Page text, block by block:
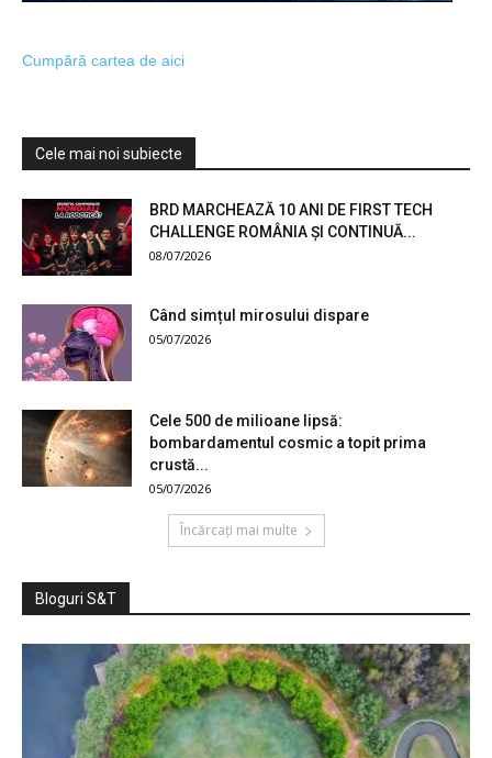
Cumpără cartea de aici
Cele mai noi subiecte
BRD MARCHEAZĂ 10 ANI DE FIRST TECH
CHALLENGE ROMÂNIA ȘI CONTINUĂ...
08/07/2026
Când simțul mirosului dispare
05/07/2026
Cele 500 de milioane lipsă:
bombardamentul cosmic a topit prima
crustă...
05/07/2026
Încărcați mai multe
Bloguri S&T